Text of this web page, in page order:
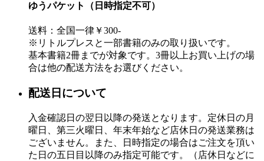
ゆうパケット（日時指定不可）
送料：全国一律￥300-
※リトルプレスと一部書籍のみの取り扱いです。
基本書籍2冊までが対象です。3冊以上お買い上げの場
合は他の配送方法をお選びください。
配送日について
入金確認日の翌日以降の発送となります。定休日の月
曜日、第三火曜日、年末年始など店休日の発送業務は
ございません。また、日時指定の場合はご注文を頂い
た日の五日目以降のみ指定可能です。（店休日などに